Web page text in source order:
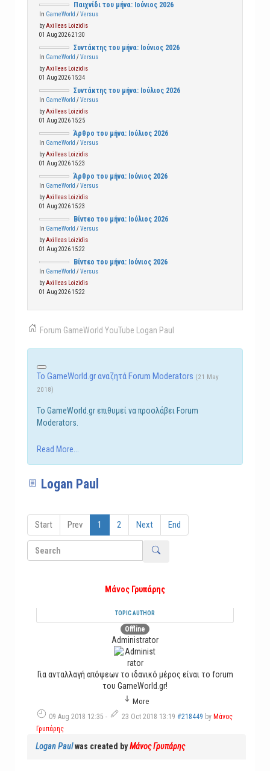
Παιχνίδι του μήνα: Ιούνιος 2026
In GameWorld /Versus
by Axilleas Loizidis
01 Aug 2026 21:30
Συντάκτης του μήνα: Ιούνιος 2026
In GameWorld /Versus
by Axilleas Loizidis
01 Aug 2026 15:34
Συντάκτης του μήνα: Ιούλιος 2026
In GameWorld /Versus
by Axilleas Loizidis
01 Aug 2026 15:25
Άρθρο του μήνα: Ιούλιος 2026
In GameWorld /Versus
by Axilleas Loizidis
01 Aug 2026 15:23
Άρθρο του μήνα: Ιούνιος 2026
In GameWorld /Versus
by Axilleas Loizidis
01 Aug 2026 15:23
Βίντεο του μήνα: Ιούλιος 2026
In GameWorld /Versus
by Axilleas Loizidis
01 Aug 2026 15:22
Βίντεο του μήνα: Ιούνιος 2026
In GameWorld /Versus
by Axilleas Loizidis
01 Aug 2026 15:22
Forum GameWorld YouTube Logan Paul
Το GameWorld.gr αναζητά Forum Moderators (21 May
2018)
Το GameWorld.gr επιθυμεί να προσλάβει Forum
Moderators.
Read More...
Logan Paul
Start Prev 1 2 Next End
Μάνος Γρυπάρης
TOPIC AUTHOR
Offline
Administrator
Για ανταλλαγή απόψεων το ιδανικό μέρος είναι το forum
του GameWorld.gr!
More
09 Aug 2018 12:35 - 23 Oct 2018 13:19 #218449 by Μάνος
Γρυπάρης
Logan Paulwas created byΜάνος Γρυπάρης